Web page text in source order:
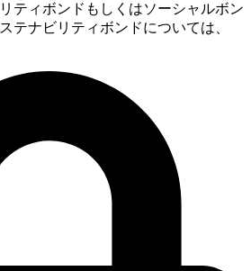
ティボンドもしくはソーシャルボン
テナビリティボンドについては、